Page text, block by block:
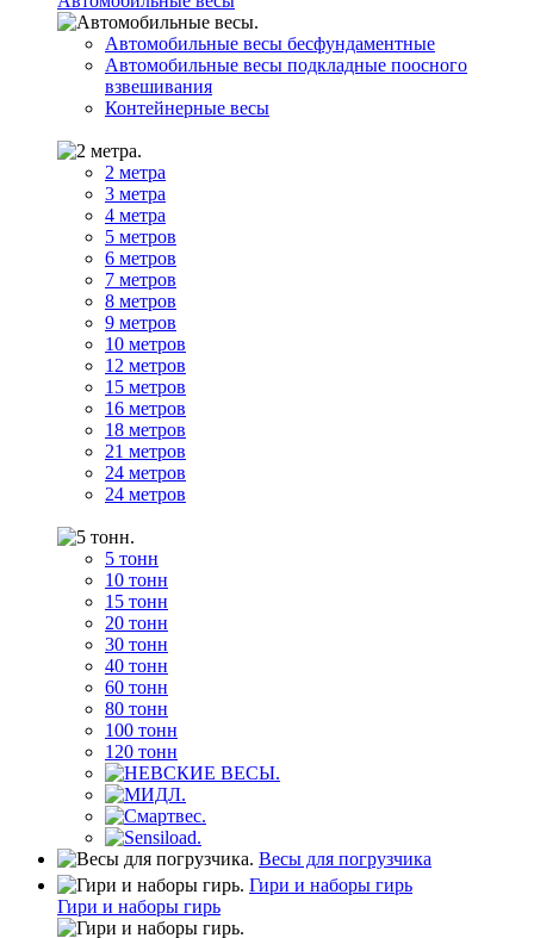
Автомобильные весы бесфундаментные
Автомобильные весы подкладные поосного
взвешивания
Контейнерные весы
2 метра
3 метра
4 метра
5 метров
6 метров
7 метров
8 метров
9 метров
10 метров
12 метров
15 метров
16 метров
18 метров
21 метров
24 метров
24 метров
5 тонн
10 тонн
15 тонн
20 тонн
30 тонн
40 тонн
60 тонн
80 тонн
100 тонн
120 тонн
Весы для погрузчика
Гири и наборы гирь
Гири и наборы гирь